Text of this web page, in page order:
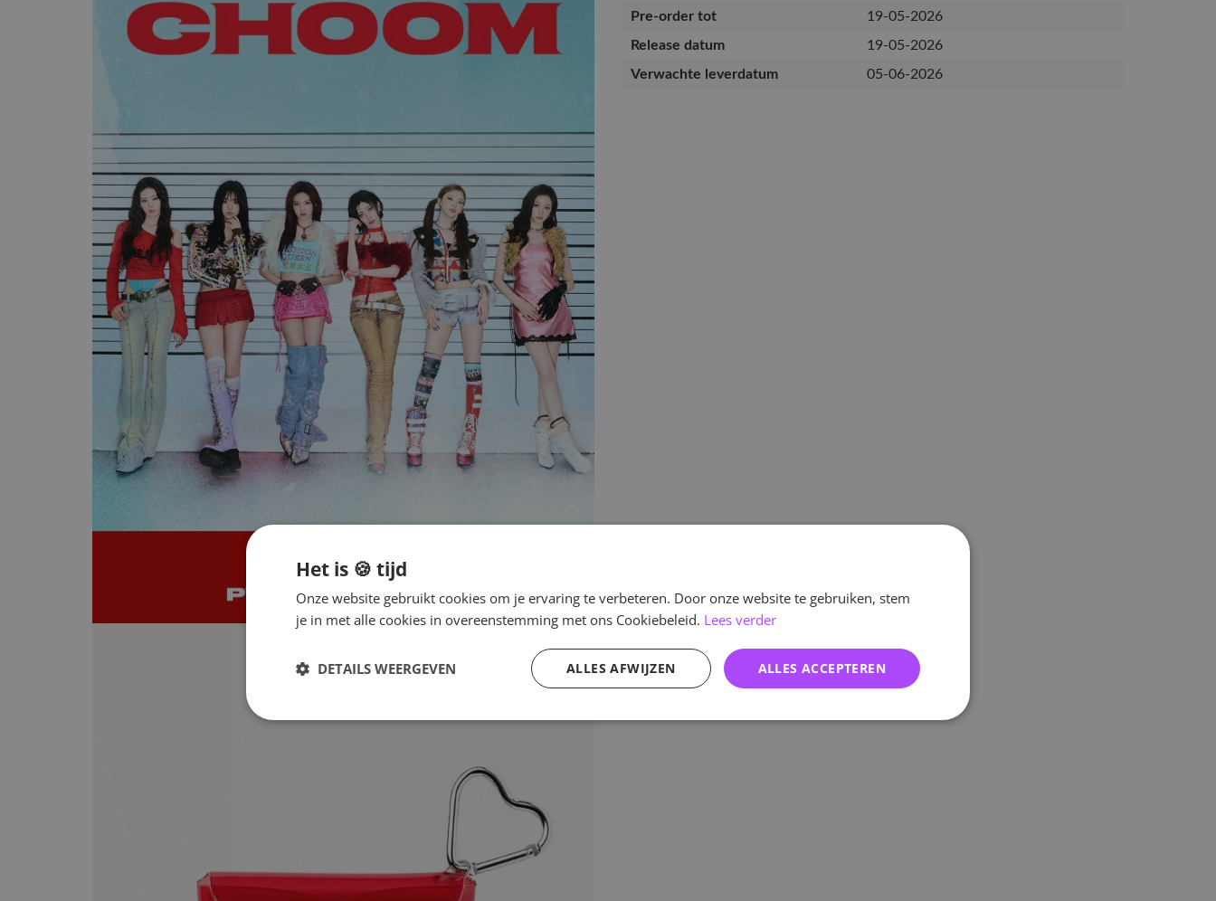
Pre-order tot
19-05-2026
Release datum
19-05-2026
Verwachte leverdatum
05-06-2026
Het is 🍪 tijd
Onze website gebruikt cookies om je ervaring te verbeteren. Door onze website te gebruiken, stem
je in met alle cookies in overeenstemming met ons Cookiebeleid. Lees verder
ALLES ACCEPTEREN
ALLES AFWIJZEN
DETAILS WEERGEVEN